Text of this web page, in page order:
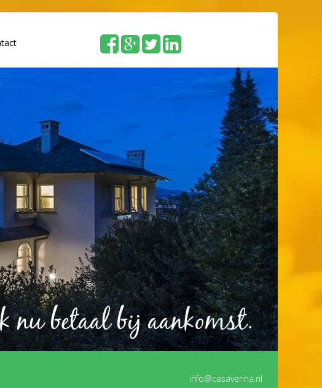
nu betaal bij aankomst.
info@casaverina.nl